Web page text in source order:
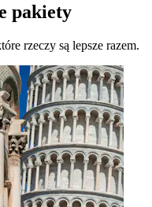
pakiety
rzeczy są lepsze razem.